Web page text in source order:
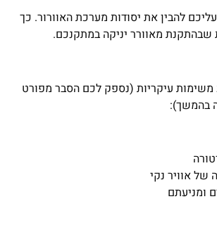
להבין את יסודות מערכת האוורור. כך
שבהתקנת מאוורר יניקה במתקנכם.
משימות עיקריות (נספק לכם הסבר מפורט
בהמשך):
של אוויר נקי
ומניעתם